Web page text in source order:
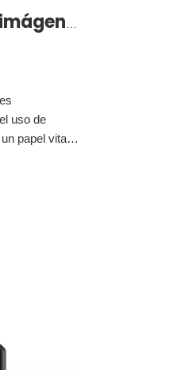
Habilitación de la seguridad infrarroja: imágenes térmicas intrínsecamente seguras para entornos peligrosos
uso de
papel vital